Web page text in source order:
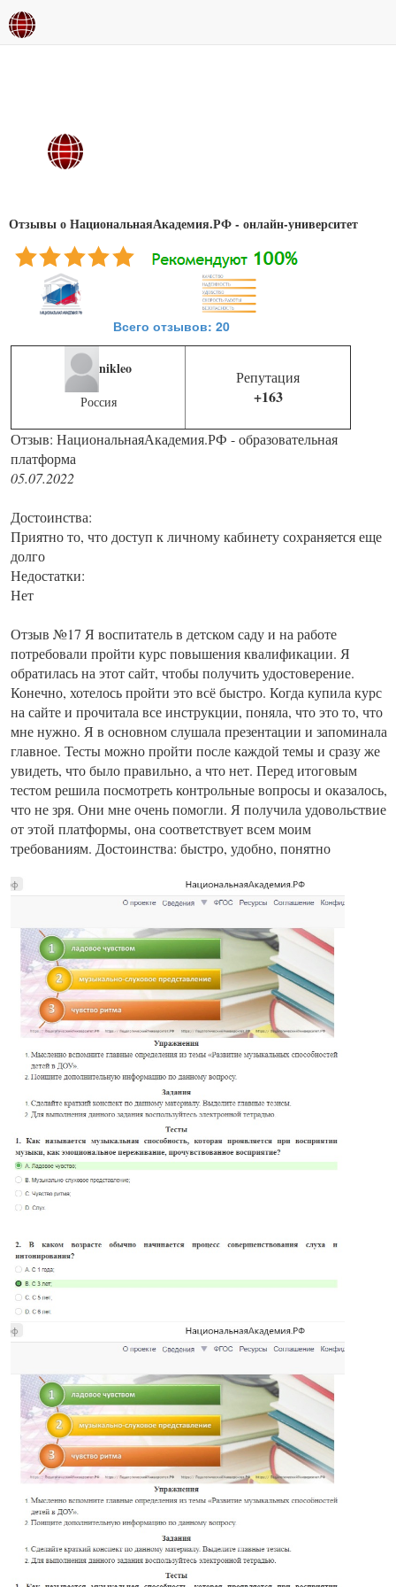
Отзывы о НациональнаяАкадемия.РФ - онлайн-университет
Всего отзывов: 20
nikleo
Россия
Репутация
+163
Отзыв: НациональнаяАкадемия.РФ - образовательная
платформа
05.07.2022
Достоинства:
Приятно то, что доступ к личному кабинету сохраняется еще
долго
Недостатки:
Нет
Отзыв №17 Я воспитатель в детском саду и на работе
потребовали пройти курс повышения квалификации. Я
обратилась на этот сайт, чтобы получить удостоверение.
Конечно, хотелось пройти это всё быстро. Когда купила курс
на сайте и прочитала все инструкции, поняла, что это то, что
мне нужно. Я в основном слушала презентации и запоминала
главное. Тесты можно пройти после каждой темы и сразу же
увидеть, что было правильно, а что нет. Перед итоговым
тестом решила посмотреть контрольные вопросы и оказалось,
что не зря. Они мне очень помогли. Я получила удовольствие
от этой платформы, она соответствует всем моим
требованиям. Достоинства: быстро, удобно, понятно